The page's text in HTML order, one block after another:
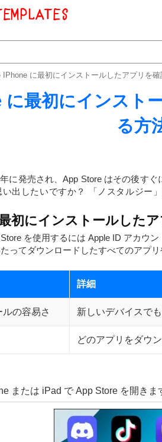
IPhone に最初にインストールしたアプリを
に最初にインスト
る方
に発売され、App Store はその後す
い出したいですか？ 「ノスタルジー
初にインストールした
を使用するには Apple ID アカウ
ってダウンロードしたすべてのアプ
詳細
の容易さ 新しいデバイスで
どのアプリをダウ
または iPad で App Store を開きま